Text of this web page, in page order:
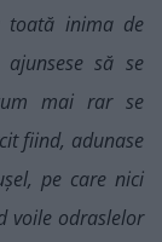
toată inima de
să se
mai rar se
fiind, adunase
pe care nici
voile odraslelor